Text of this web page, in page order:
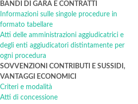
BANDI DI GARA E CONTRATTI
Informazioni sulle singole procedure in
formato tabellare
Atti delle amministrazioni aggiudicatrici e
degli enti aggiudicatori distintamente per
ogni procedura
SOVVENZIONI CONTRIBUTI E SUSSIDI,
VANTAGGI ECONOMICI
Criteri e modalità
Atti di concessione